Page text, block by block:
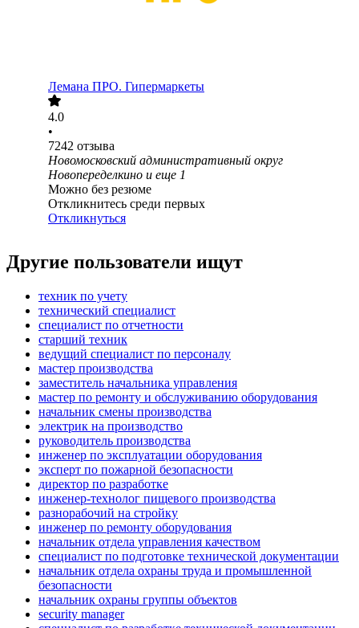
Лемана ПРО. Гипермаркеты
4.0
•
7242 отзыва
Новомосковский административный округ
Новопеределкино и еще 1
Можно без резюме
Откликнитесь среди первых
Откликнуться
Другие пользователи ищут
техник по учету
технический специалист
специалист по отчетности
старший техник
ведущий специалист по персоналу
мастер производства
заместитель начальника управления
мастер по ремонту и обслуживанию оборудования
начальник смены производства
электрик на производство
руководитель производства
инженер по эксплуатации оборудования
эксперт по пожарной безопасности
директор по разработке
инженер-технолог пищевого производства
разнорабочий на стройку
инженер по ремонту оборудования
начальник отдела управления качеством
специалист по подготовке технической документации
начальник отдела охраны труда и промышленной
безопасности
начальник охраны группы объектов
security manager